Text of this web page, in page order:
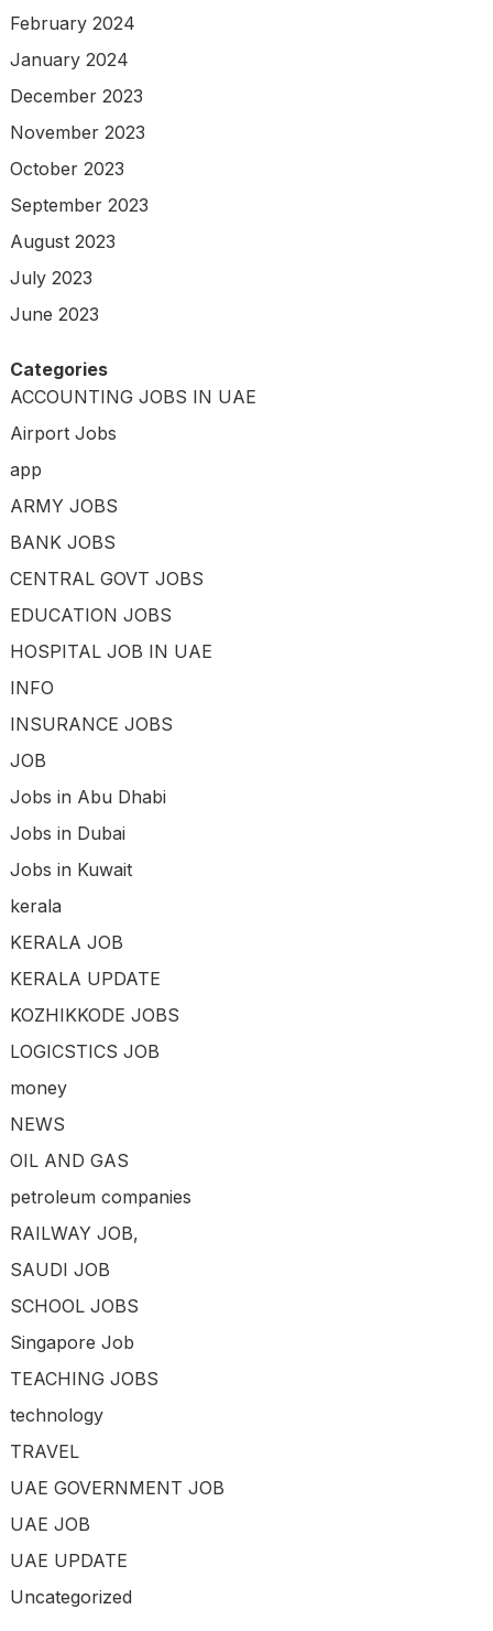
February 2024
January 2024
December 2023
November 2023
October 2023
September 2023
August 2023
July 2023
June 2023
Categories
ACCOUNTING JOBS IN UAE
Airport Jobs
app
ARMY JOBS
BANK JOBS
CENTRAL GOVT JOBS
EDUCATION JOBS
HOSPITAL JOB IN UAE
INFO
INSURANCE JOBS
JOB
Jobs in Abu Dhabi
Jobs in Dubai
Jobs in Kuwait
kerala
KERALA JOB
KERALA UPDATE
KOZHIKKODE JOBS
LOGICSTICS JOB
money
NEWS
OIL AND GAS
petroleum companies
RAILWAY JOB,
SAUDI JOB
SCHOOL JOBS
Singapore Job
TEACHING JOBS
technology
TRAVEL
UAE GOVERNMENT JOB
UAE JOB
UAE UPDATE
Uncategorized